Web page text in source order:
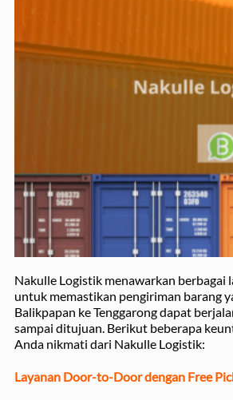
Nakulle Logistik menawarkan berbagai
untuk memastikan pengiriman barang
Balikpapan ke Tenggarong dapat
sampai ditujuan. Berikut beberapa
Anda nikmati dari Nakulle Logistik:
Layanan Door-to-Door dengan Free